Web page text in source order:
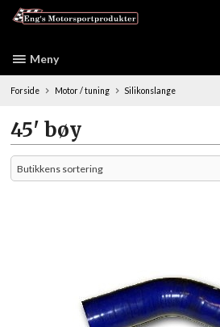
Meny
Forside Motor / tuning Silikonslange
45' bøy